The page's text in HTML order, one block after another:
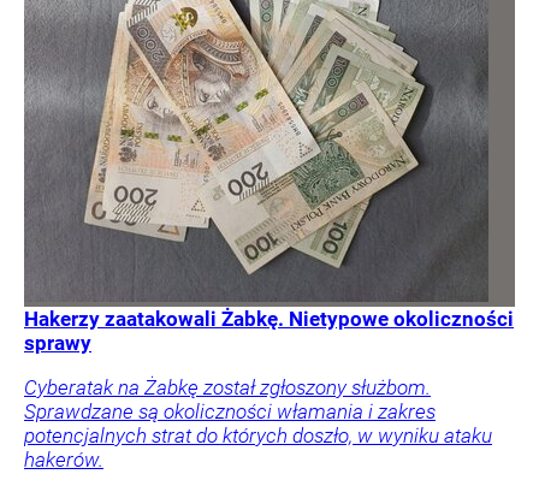
Hakerzy zaatakowali Żabkę. Nietypowe okoliczności
sprawy
Cyberatak na Żabkę został zgłoszony służbom.
Sprawdzane są okoliczności włamania i zakres
potencjalnych strat do których doszło, w wyniku ataku
hakerów.